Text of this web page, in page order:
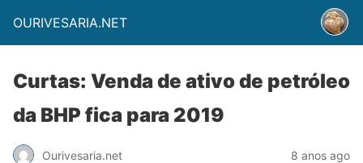
OURIVESARIA.NET
Curtas: Venda de ativo de petróleo
da BHP fica para 2019
Ourivesaria.net 8 anos ago